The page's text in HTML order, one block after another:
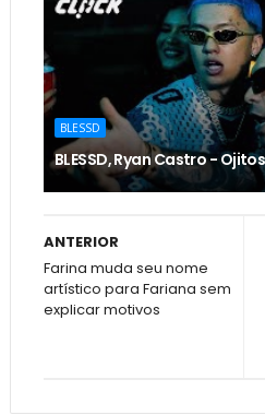
BLESSD
BLESSD, Ryan Castro -
ANTERIOR
Farina muda seu nome
artístico para Fariana sem
explicar motivos